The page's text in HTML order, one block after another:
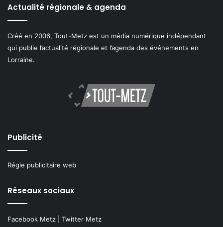
Actualité régionale & agenda
Créé en 2006, Tout-Metz est un média numérique indépendant
qui publie l’actualité régionale et l’agenda des événements en
Lorraine.
Publicité
Régie publicitaire web
Réseaux sociaux
Facebook Metz Twitter Metz